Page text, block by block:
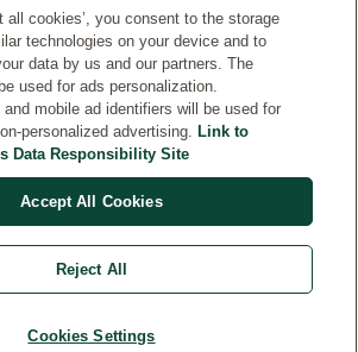
all cookies’, you consent to the storage
technologies on your device and to
data by us and our partners. The
used for ads personalization.
mobile ad identifiers will be used for
personalized advertising. Link to
Data Responsibility Site
Accept All Cookies
Reject All
Cookies Settings